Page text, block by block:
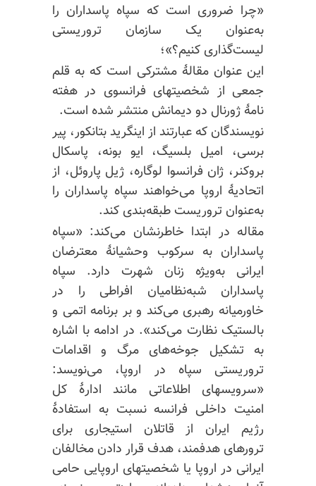
«چرا ضروری است که سپاه پاسداران را
به‌عنوان یک سازمان تروریستی
لیست‌گذاری کنیم؟»؛
این عنوان مقالهٔ مشترکی است که به قلم
جمعی از شخصیتهای فرانسوی در هفته
نامهٔ ژورنال دو دیمانش منتشر شده است.
نویسندگان که عبارتند از اینگرید بتانکور، پیر
برسی، امیل بلسیگ، ایو بونه، پاسکال
بروکنر، ژان فرانسوا لوگاره، ژیل پاروئل، از
اتحادیهٔ اروپا می‌خواهند سپاه پاسداران را
به‌عنوان تروریست طبقه‌بندی کند.
مقاله در ابتدا خاطرنشان می‌کند: «سپاه
پاسداران به سرکوب وحشیانهٔ معترضان
ایرانی به‌ویژه زنان شهرت دارد. سپاه
پاسداران شبه‌نظامیان افراطی را در
خاورمیانه رهبری می‌کند و بر برنامه اتمی و
بالستیک نظارت می‌کند». در ادامه با اشاره
به تشکیل جوخه‌های مرگ و اقدامات
تروریستی سپاه در اروپا، می‌نویسد:
«سرویسهای اطلاعاتی مانند ادارهٔ کل
امنیت داخلی فرانسه نسبت به استفادهٔ
رژیم ایران از قاتلان استیجاری برای
ترورهای هدفمند، هدف قرار دادن مخالفان
ایرانی در اروپا یا شخصیتهای اروپایی حامی